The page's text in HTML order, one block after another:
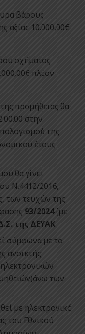
βάρους
αξίας 10.000,00€
οχήματος
πλέον
προμήθειας θα
στην
της
έτους
θα γίνει
Ν.4412/2016,
των τευχών της
93/2024(με
της ΔΕΥΑΚ.
σύμφωνα με το
ανοικτής
των
με ηλεκτρονικό
του Εθνικού